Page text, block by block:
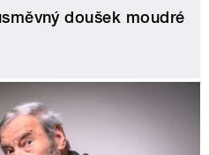
doušek moudré